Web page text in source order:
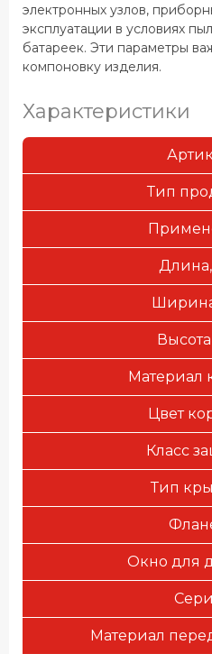
электронных узлов,
эксплуатации в условиях
батареек. Эти параметры
компоновку изделия.
Характеристики
Тип
Материал
Цвет
Класс
Тип
Окно для
Материал